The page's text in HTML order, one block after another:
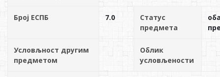
Број ЕСПБ 7.0
Статус
предмета
Условљност другим
предметом
Облик
условљености